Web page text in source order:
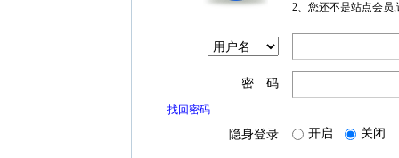
2、您还不是站点会员
密 码
找回密码
隐身登录 开启 关闭